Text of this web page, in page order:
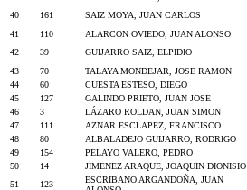
40
161 SAIZ MOYA, JUAN CARLOS
41
110 ALARCON OVIEDO, JUAN ALONSO
42
39 GUIJARRO SAIZ, ELPIDIO
43
70 TALAYA MONDEJAR, JOSE RAMON
44
60 CUESTA ESTESO, DIEGO
45
127 GALINDO PRIETO, JUAN JOSE
46
3 LÁZARO ROLDAN, JUAN SIMON
47
111 AZNAR ESCLAPEZ, FRANCISCO
48
80 ALBALADEJO GUIJARRO, RODRIGO
49
154 PELAYO VALERO, PEDRO
50
14 JIMENEZ ARAQUE, JOAQUIN DIONISIO
51
123
ESCRIBANO ARGANDOÑA, JUAN